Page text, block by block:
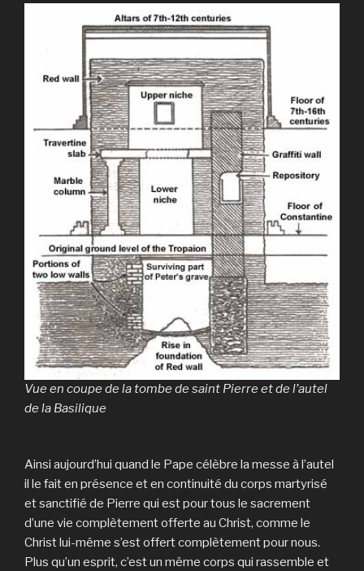
Vue en coupe de la tombe de saint Pierre et de l’autel
de la Basilique
Ainsi aujourd’hui quand le Pape célèbre la messe à l’autel
il le fait en présence et en continuité du corps martyrisé
et sanctifié de Pierre qui est pour tous le sacrement
d’une vie complètement offerte au Christ, comme le
Christ lui-même s’est offert complètement pour nous.
Plus qu’un esprit, c’est un même corps qui rassemble et